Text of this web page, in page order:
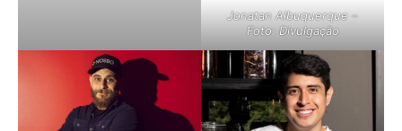
Jonatan Albuquerque –
Foto: Divulgação